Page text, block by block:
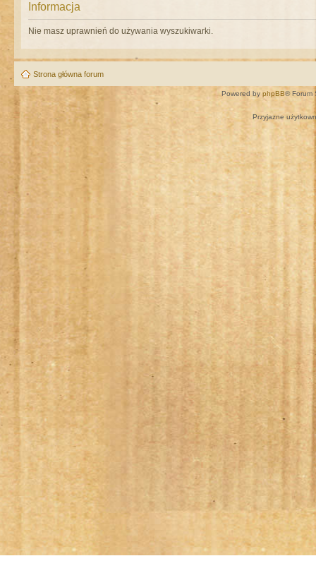
Informacja
Nie masz uprawnień do używania wyszukiwarki.
Strona główna forum
Powered by phpBB® Forum
Przyjazne